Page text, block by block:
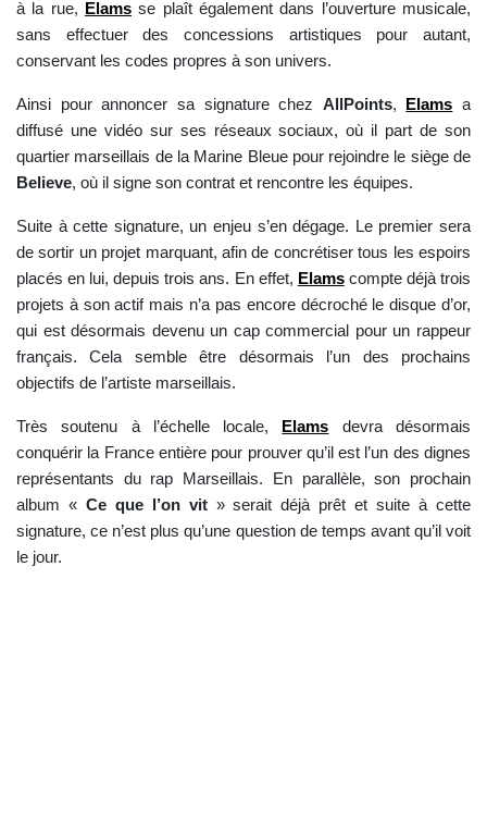
à la rue,
Elams se plaît également dans l’ouverture musicale,
sans effectuer des concessions artistiques pour autant,
conservant les codes propres à son univers.
Ainsi pour annoncer sa signature chez AllPoints, Elams a
diffusé une vidéo sur ses réseaux sociaux, où il part de son
quartier marseillais de la Marine Bleue pour rejoindre le siège de
Believe, où il signe son contrat et rencontre les équipes.
Suite à cette signature, un enjeu s’en dégage. Le premier sera
de sortir un projet marquant, afin de concrétiser tous les espoirs
placés en lui, depuis trois ans. En effet, Elams compte déjà trois
projets à son actif mais n’a pas encore décroché le disque d’or,
qui est désormais devenu un cap commercial pour un rappeur
français. Cela semble être désormais l’un des prochains
objectifs de l’artiste marseillais.
Très soutenu à l’échelle locale, Elams
devra désormais
conquérir la France entière pour prouver qu’il est l’un des dignes
représentants du rap Marseillais. En parallèle, son prochain
album «Ce que l’on vit » serait déjà prêt et suite à cette
signature, ce n’est plus qu’une question de temps avant qu’il voit
le jour.